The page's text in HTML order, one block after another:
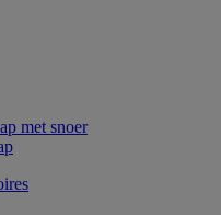
met snoer